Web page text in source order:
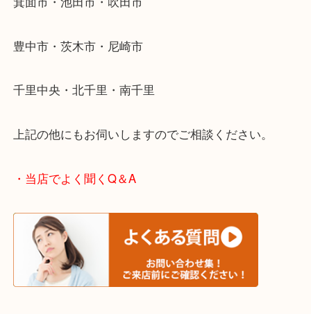
ださい。
※下記エリアはご依頼が多いエリアです。
箕面市・池田市・吹田市